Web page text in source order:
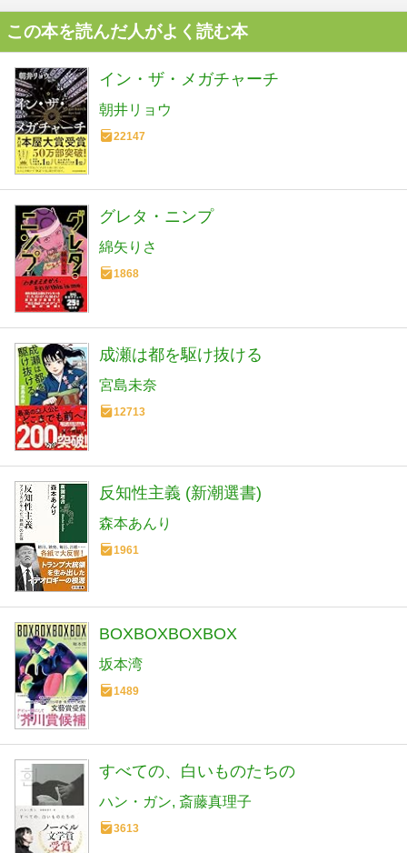
この本を読んだ人がよく読む本
イン・ザ・メガチャーチ
朝井リョウ
22147
グレタ・ニンプ
綿矢りさ
1868
成瀬は都を駆け抜ける
宮島未奈
12713
反知性主義 (新潮選書)
森本あんり
1961
BOXBOXBOXBOX
坂本湾
1489
すべての、白いものたちの
ハン・ガン 斎藤真理子
3613